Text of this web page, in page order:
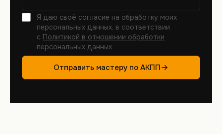
Я даю своё согласие на обработку моих
персональных данных, в соответствии
с Политикой в отношении обработки
персональных данных
Отправить мастеру по АКПП